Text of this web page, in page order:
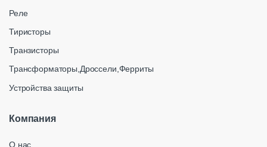
Реле
Тиристоры
Транзисторы
Трансформаторы,Дроссели,Ферриты
Устройства защиты
Компания
О нас